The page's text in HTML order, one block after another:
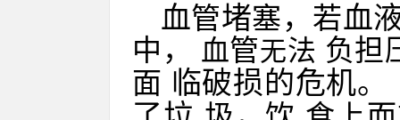
血管堵塞， 若血
中 ， 血管无法 负担
面 临破损的危机。